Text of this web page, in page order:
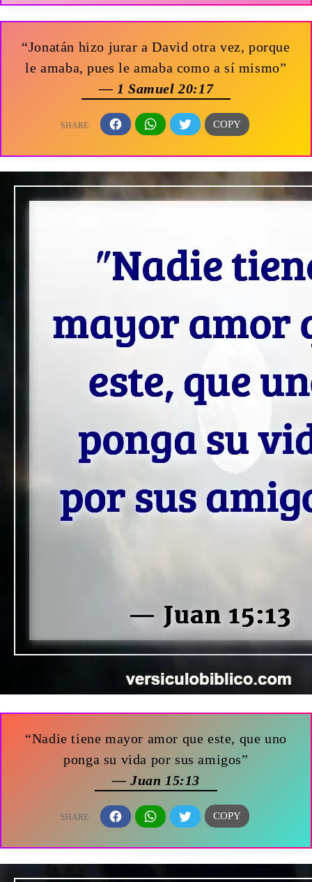
“Jonatán hizo jurar a David otra vez, porque
le amaba, pues le amaba como a sí mismo”
— 1 Samuel 20:17
“Nadie tiene mayor amor que este, que uno
ponga su vida por sus amigos”
— Juan 15:13